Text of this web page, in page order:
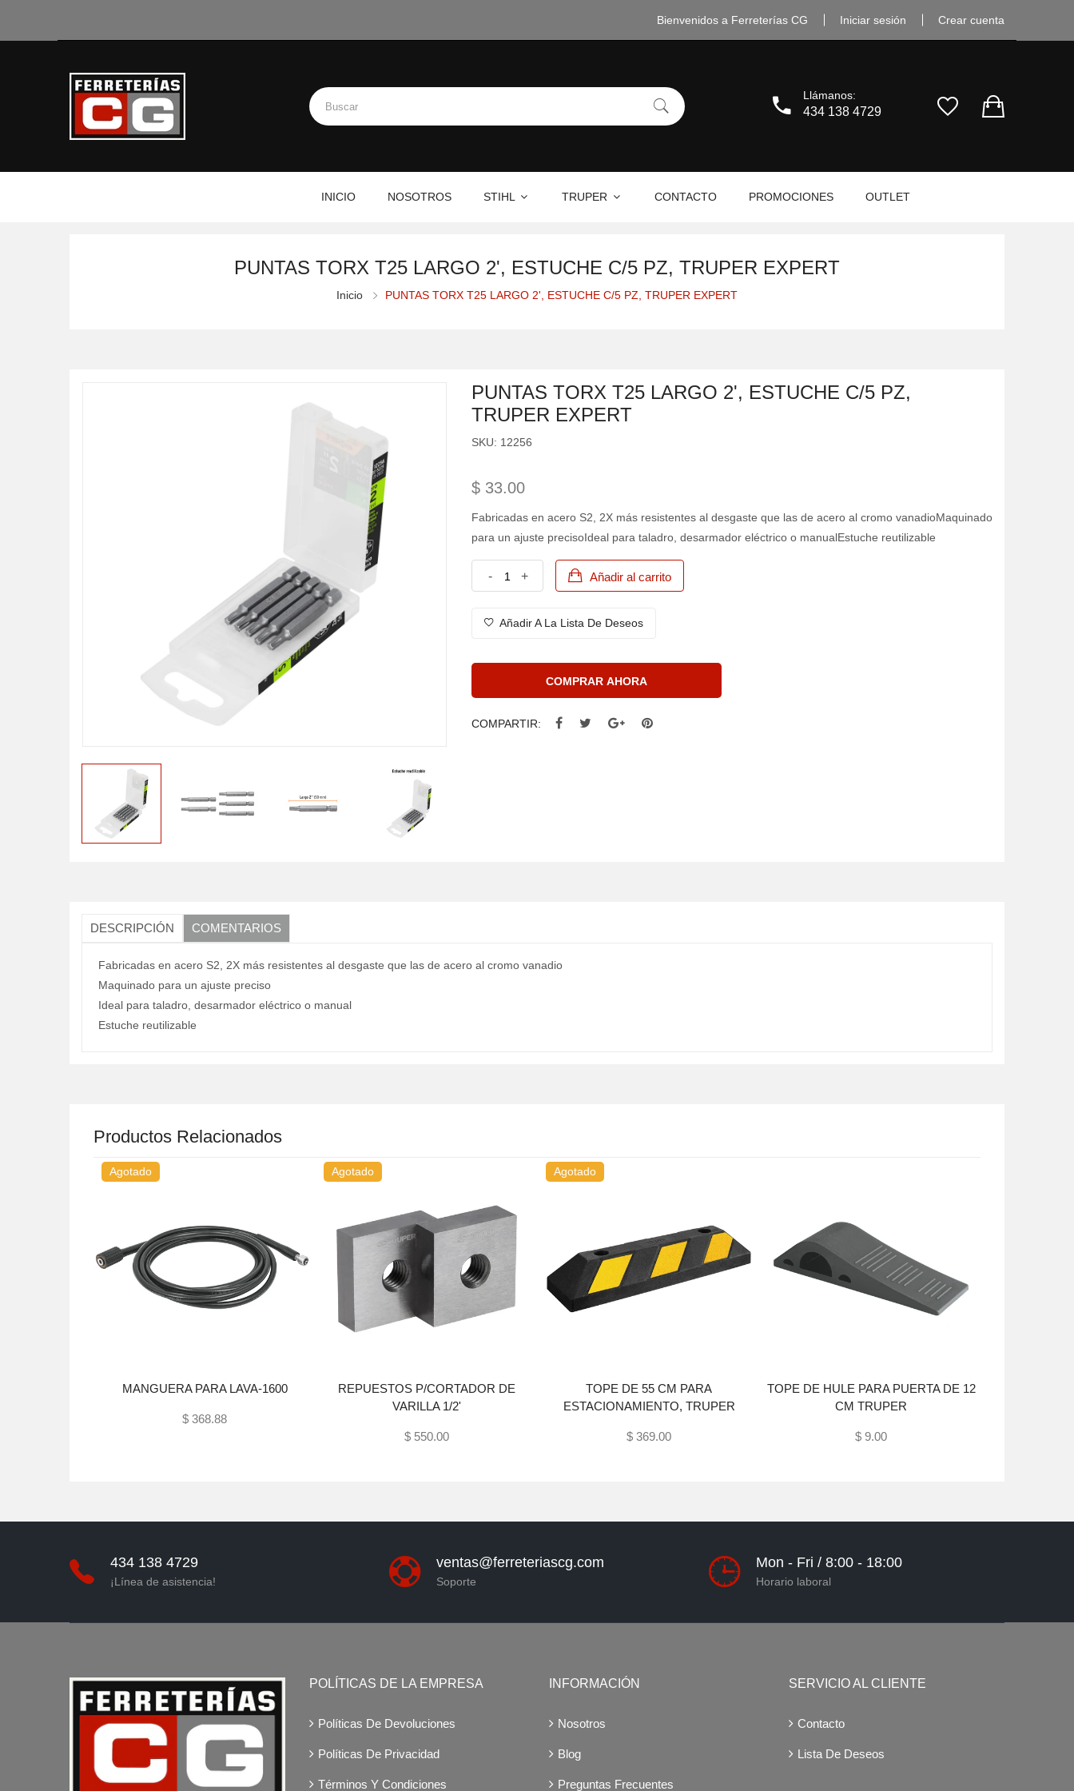
Bienvenidos a Ferreterías CG Iniciar sesión Crear cuenta
Llámanos:
434 138 4729
INICIO NOSOTROS STIHL TRUPER CONTACTO PROMOCIONES OUTLET
PUNTAS TORX T25 LARGO 2', ESTUCHE C/5 PZ, TRUPER EXPERT
Inicio PUNTAS TORX T25 LARGO 2', ESTUCHE C/5 PZ, TRUPER EXPERT
PUNTAS TORX T25 LARGO 2', ESTUCHE C/5 PZ,
TRUPER EXPERT
SKU: 12256
$ 33.00
Fabricadas en acero S2, 2X más resistentes al desgaste que las de acero al cromo vanadioMaquinado
para un ajuste precisoIdeal para taladro, desarmador eléctrico o manualEstuche reutilizable
- + Añadir al carrito
Añadir A La Lista De Deseos
COMPRAR AHORA
COMPARTIR:
DESCRIPCIÓN COMENTARIOS
Fabricadas en acero S2, 2X más resistentes al desgaste que las de acero al cromo vanadio
Maquinado para un ajuste preciso
Ideal para taladro, desarmador eléctrico o manual
Estuche reutilizable
Productos Relacionados
Agotado
MANGUERA PARA LAVA-1600
$ 368.88
Agotado
REPUESTOS P/CORTADOR DE
VARILLA 1/2'
$ 550.00
Agotado
TOPE DE 55 CM PARA
ESTACIONAMIENTO, TRUPER
$ 369.00
TOPE DE HULE PARA PUERTA DE 12
CM TRUPER
$ 9.00
434 138 4729
¡Línea de asistencia!
ventas@ferreteriascg.com
Soporte
Mon - Fri / 8:00 - 18:00
Horario laboral
POLÍTICAS DE LA EMPRESA
Políticas De Devoluciones
Políticas De Privacidad
Términos Y Condiciones
INFORMACIÓN
Nosotros
Blog
Preguntas Frecuentes
SERVICIO AL CLIENTE
Contacto
Lista De Deseos